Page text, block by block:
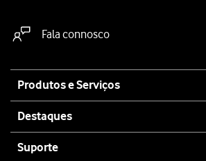
Fala connosco
map
Produtos e Serviços
Destaques
Suporte